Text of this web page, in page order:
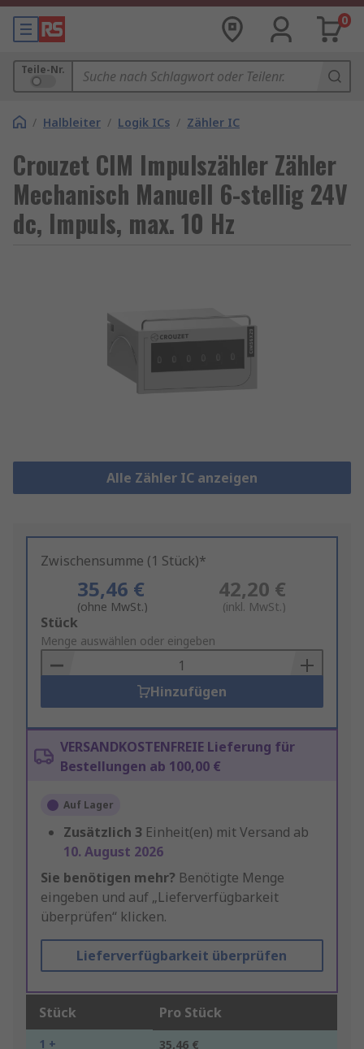
0
Teile-Nr.
/ Halbleiter / Logik ICs / Zähler IC
Crouzet CIM Impulszähler Zähler
Mechanisch Manuell 6-stellig 24V
dc, Impuls, max. 10 Hz
Alle Zähler IC anzeigen
Zwischensumme (1 Stück)*
35,46 €
(ohne MwSt.)
42,20 €
(inkl. MwSt.)
Add
to
Basket
Stück
Menge auswählen oder eingeben
Hinzufügen
VERSANDKOSTENFREIE Lieferung für
Bestellungen ab 100,00 €
Auf Lager
Zusätzlich 3 Einheit(en) mit Versand ab
10. August 2026
Sie benötigen mehr? Benötigte Menge
eingeben und auf „Lieferverfügbarkeit
überprüfen“ klicken.
Lieferverfügbarkeit überprüfen
Stück Pro Stück
1 + 35,46 €